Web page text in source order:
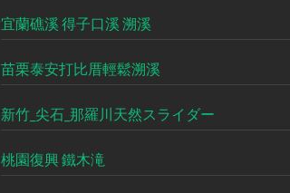
宜蘭礁溪 得子口溪 溯溪
苗栗泰安打比厝輕鬆溯溪
新竹_尖石_那羅川天然スライダー
桃園復興 鐵木滝